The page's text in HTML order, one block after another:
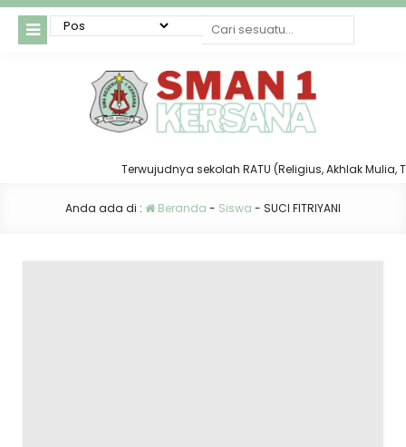
Terwujudnya sekolah RATU (Religius, Akhlak Mulia,
Anda ada di : Beranda - Siswa - SUCI FITRIYANI